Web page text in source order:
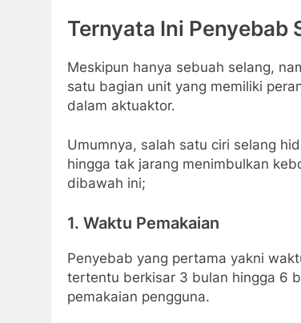
Ternyata Ini Penyebab
Meskipun hanya sebuah selang,
satu bagian unit yang memiliki
dalam aktuaktor.
Umumnya, salah satu ciri selang
hingga tak jarang menimbulkan
dibawah ini;
1. Waktu Pemakaian
Penyebab yang pertama yakni
tertentu berkisar 3 bulan hingga 6
pemakaian pengguna.